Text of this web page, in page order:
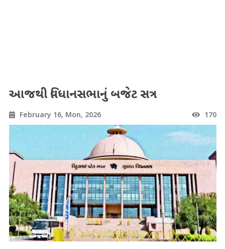
આજથી વિધાનસભાનું બજેટ સત્ર
February 16, Mon, 2026 170